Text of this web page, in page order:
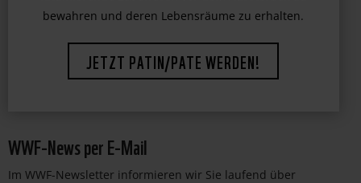
bewahren und deren Lebensräume zu erhalten.
JETZT PATIN/PATE WERDEN!
WWF-News per E-Mail
Im WWF-Newsletter informieren wir Sie laufend über